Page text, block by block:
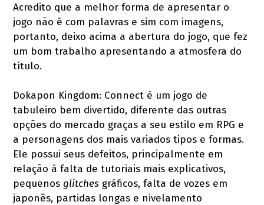
Acredito que a melhor forma de apresentar o
jogo não é com palavras e sim com imagens,
portanto, deixo acima a abertura do jogo, que fez
um bom trabalho apresentando a atmosfera do
título.
Dokapon Kingdom: Connect é um jogo de
tabuleiro bem divertido, diferente das outras
opções do mercado graças a seu estilo em RPG e
a personagens dos mais variados tipos e formas.
Ele possui seus defeitos, principalmente em
relação à falta de tutoriais mais explicativos,
pequenosglitches gráficos, falta de vozes em
japonês, partidas longas e nivelamento